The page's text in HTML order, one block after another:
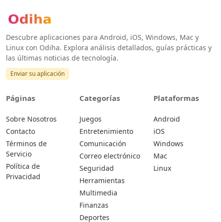
Descubre aplicaciones para Android, iOS, Windows, Mac y
Linux con Odiha. Explora análisis detallados, guías prácticas y
las últimas noticias de tecnología.
Enviar su aplicación
Páginas
Sobre Nosotros
Contacto
Términos de
Servicio
Política de
Privacidad
Categorías
Juegos
Entretenimiento
Comunicación
Correo electrónico
Seguridad
Herramientas
Multimedia
Finanzas
Deportes
Plataformas
Android
iOS
Windows
Mac
Linux